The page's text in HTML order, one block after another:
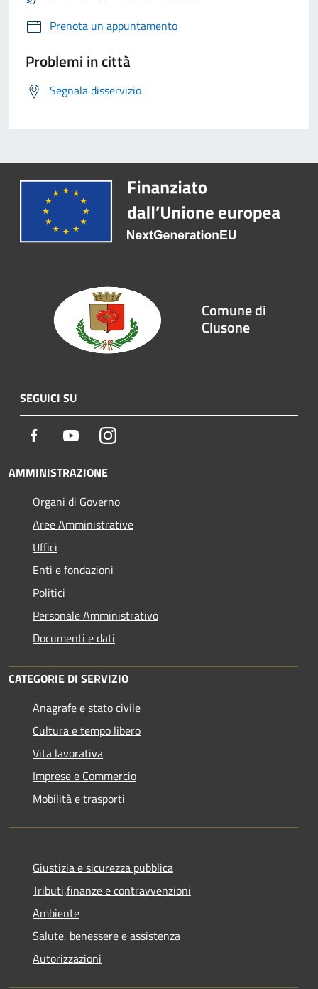
Prenota un appuntamento
Problemi in città
Segnala disservizio
Comune di
Clusone
SEGUICI SU
Facebook YoutubeInstagram
AMMINISTRAZIONE
Organi di Governo
Aree Amministrative
Uffici
Enti e fondazioni
Politici
Personale Amministrativo
Documenti e dati
CATEGORIE DI SERVIZIO
Anagrafe e stato civile
Cultura e tempo libero
Vita lavorativa
Imprese e Commercio
Mobilità e trasporti
Giustizia e sicurezza pubblica
Tributi,finanze e contravvenzioni
Ambiente
Salute, benessere e assistenza
Autorizzazioni